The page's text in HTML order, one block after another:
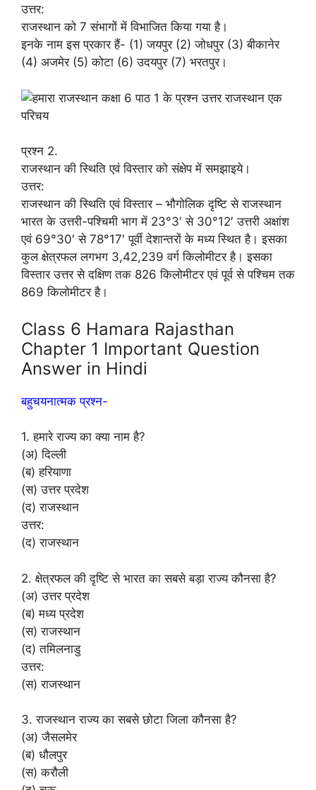
उत्तर:
राजस्थान को 7 संभागों में विभाजित किया गया है।
इनके नाम इस प्रकार हैं- (1) जयपुर (2) जोधपुर (3) बीकानेर
(4) अजमेर (5) कोटा (6) उदयपुर (7) भरतपुर।
प्रश्न 2.
राजस्थान की स्थिति एवं विस्तार को संक्षेप में समझाइये।
उत्तर:
राजस्थान की स्थिति एवं विस्तार – भौगोलिक दृष्टि से राजस्थान
भारत के उत्तरी-पश्चिमी भाग में 23°3′ से 30°12′ उत्तरी अक्षांश
एवं 69°30′ से 78°17′ पूर्वी देशान्तरों के मध्य स्थित है। इसका
कुल क्षेत्रफल लगभग 3,42,239 वर्ग किलोमीटर है। इसका
विस्तार उत्तर से दक्षिण तक 826 किलोमीटर एवं पूर्व से पश्चिम तक
869 किलोमीटर है।
Class 6 Hamara Rajasthan
Chapter 1 Important Question
Answer in Hindi
बहुचयनात्मक प्रश्न-
1. हमारे राज्य का क्या नाम है?
(अ) दिल्ली
(ब) हरियाणा
(स) उत्तर प्रदेश
(द) राजस्थान
उत्तर:
(द) राजस्थान
2. क्षेत्रफल की दृष्टि से भारत का सबसे बड़ा राज्य कौनसा है?
(अ) उत्तर प्रदेश
(ब) मध्य प्रदेश
(स) राजस्थान
(द) तमिलनाडु
उत्तर:
(स) राजस्थान
3. राजस्थान राज्य का सबसे छोटा जिला कौनसा है?
(अ) जैसलमेर
(ब) धौलपुर
(स) करौली